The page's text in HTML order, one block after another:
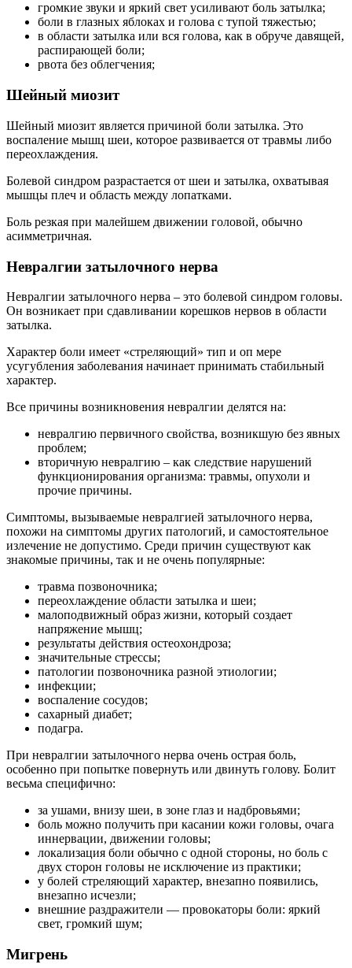
громкие звуки и яркий свет усиливают боль затылка;
боли в глазных яблоках и голова с тупой тяжестью;
в области затылка или вся голова, как в обруче давящей,
распирающей боли;
рвота без облегчения;
Шейный миозит
Шейный миозит является причиной боли затылка. Это
воспаление мышц шеи, которое развивается от травмы либо
переохлаждения.
Болевой синдром разрастается от шеи и затылка, охватывая
мышцы плеч и область между лопатками.
Боль резкая при малейшем движении головой, обычно
асимметричная.
Невралгии затылочного нерва
Невралгии затылочного нерва – это болевой синдром головы.
Он возникает при сдавливании корешков нервов в области
затылка.
Характер боли имеет «стреляющий» тип и оп мере
усугубления заболевания начинает принимать стабильный
характер.
Все причины возникновения невралгии делятся на:
невралгию первичного свойства, возникшую без явных
проблем;
вторичную невралгию – как следствие нарушений
функционирования организма: травмы, опухоли и
прочие причины.
Симптомы, вызываемые невралгией затылочного нерва,
похожи на симптомы других патологий, и самостоятельное
излечение не допустимо. Среди причин существуют как
знакомые причины, так и не очень популярные:
травма позвоночника;
переохлаждение области затылка и шеи;
малоподвижный образ жизни, который создает
напряжение мышц;
результаты действия остеохондроза;
значительные стрессы;
патологии позвоночника разной этиологии;
инфекции;
воспаление сосудов;
сахарный диабет;
подагра.
При невралгии затылочного нерва очень острая боль,
особенно при попытке повернуть или двинуть голову. Болит
весьма специфично:
за ушами, внизу шеи, в зоне глаз и надбровьями;
боль можно получить при касании кожи головы, очага
иннервации, движении головы;
локализация боли обычно с одной стороны, но боль с
двух сторон головы не исключение из практики;
у болей стреляющий характер, внезапно появились,
внезапно исчезли;
внешние раздражители — провокаторы боли: яркий
свет, громкий шум;
Мигрень